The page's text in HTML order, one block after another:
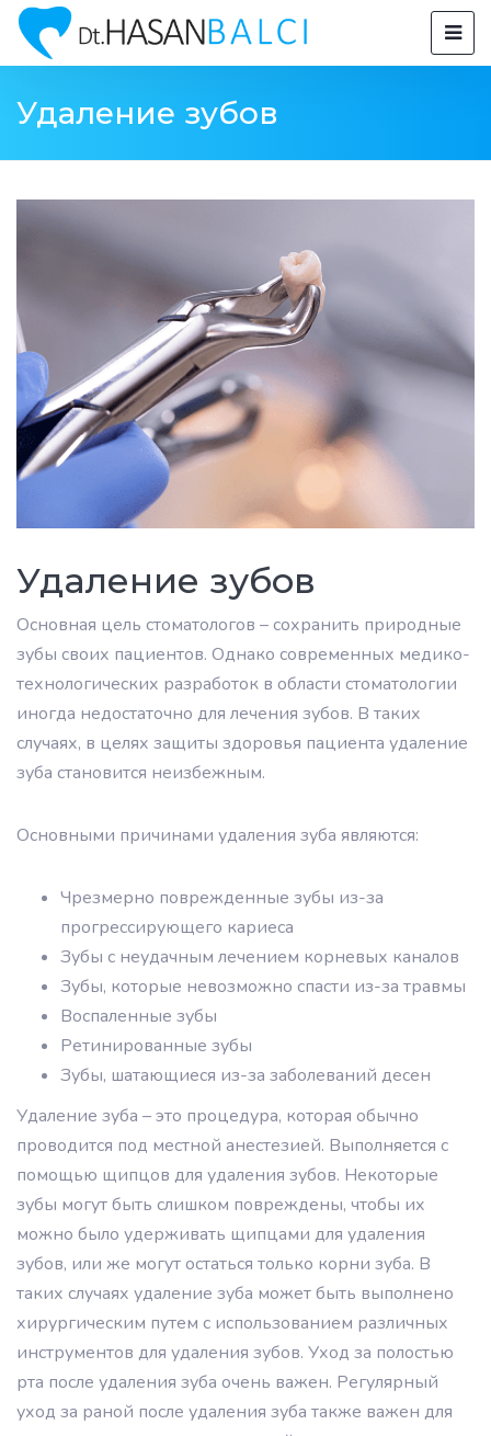
Удаление зубов
Удаление зубов
Основная цель стоматологов – сохранить природные
зубы своих пациентов. Однако современных медико-
технологических разработок в области стоматологии
иногда недостаточно для лечения зубов. В таких
случаях, в целях защиты здоровья пациента удаление
зуба становится неизбежным.
Основными причинами удаления зуба являются:
Чрезмерно поврежденные зубы из-за
прогрессирующего кариеса
Зубы с неудачным лечением корневых каналов
Зубы, которые невозможно спасти из-за травмы
Воспаленные зубы
Ретинированные зубы
Зубы, шатающиеся из-за заболеваний десен
Удаление зуба – это процедура, которая обычно
проводится под местной анестезией. Выполняется с
помощью щипцов для удаления зубов. Некоторые
зубы могут быть слишком повреждены, чтобы их
можно было удерживать щипцами для удаления
зубов, или же могут остаться только корни зуба. В
таких случаях удаление зуба может быть выполнено
хирургическим путем с использованием различных
инструментов для удаления зубов. Уход за полостью
рта после удаления зуба очень важен. Регулярный
уход за раной после удаления зуба также важен для